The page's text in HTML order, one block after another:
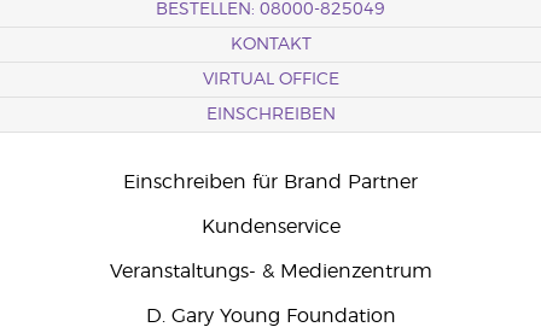
BESTELLEN: 08000-825049
KONTAKT
VIRTUAL OFFICE
EINSCHREIBEN
Einschreiben für Brand Partner
Kundenservice
Veranstaltungs- & Medienzentrum
D. Gary Young Foundation